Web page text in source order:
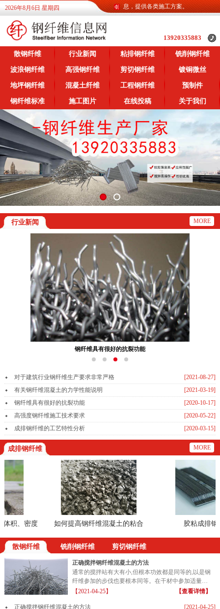
2026年8月6日 星期四
钢纤维信息网为广大客户提供各类钢纤维信息，提供各类施工方案。
13920335883
散钢纤维 行业新闻 粘排钢纤维 铣削钢纤维
波浪钢纤维 高强钢纤维 剪切钢纤维 镀铜微丝
地坪钢纤维 混凝土纤维 工程钢纤维 预制件
钢纤维标准 施工图片 在线投稿 关于我们
行业新闻 MORE
钢纤维具有很好的抗裂功能
[2021-08-27]
对于建筑行业钢纤维生产要求非常严格
[2021-03-19]
有关钢纤维混凝土的力学性能说明
[2020-10-17]
钢纤维具有很好的抗裂功能
[2020-05-22]
高强度钢纤维施工技术要求
[2020-03-15]
成排钢纤维的工艺特性分析
成排钢纤维 MORE
、密度 如何提高钢纤维混凝土的粘合 胶粘成排钢纤
散钢纤维 铣削钢纤维 剪切钢纤维
正确搅拌钢纤维混凝土的方法
通常的搅拌站有大有小,但根本功效都是同等的,以是钢
纤维参加的步伐也要根本同等。在干材中参加适量的
钢纤维...
【2021-04-25】 【查看详情】
[2021-04-25]
正确搅拌钢纤维混凝土的方法